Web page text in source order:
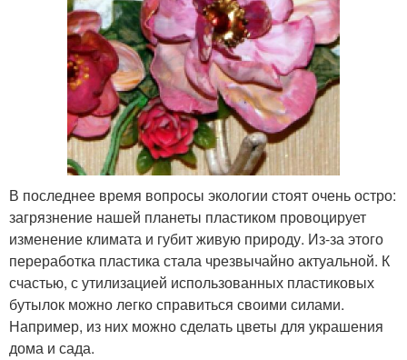
В последнее время вопросы экологии стоят очень остро:
загрязнение нашей планеты пластиком провоцирует
изменение климата и губит живую природу. Из-за этого
переработка пластика стала чрезвычайно актуальной. К
счастью, с утилизацией использованных пластиковых
бутылок можно легко справиться своими силами.
Например, из них можно сделать цветы для украшения
дома и сада.